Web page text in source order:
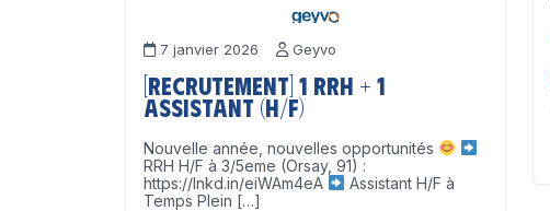
7 janvier 2026 Geyvo
[Recrutement] 1 RRH + 1
Assistant (H/F)
Nouvelle année, nouvelles opportunités
RRH H/F à 3/5eme (Orsay, 91) :
https://lnkd.in/eiWAm4eA
Assistant H/F à
Temps Plein […]